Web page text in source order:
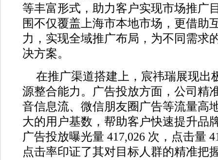
等丰富形式，助力客户实现市场推广
围不仅覆盖上海市本地市场，更借助
力，实现全域推广布局，为不同需求
决方案。
在推广渠道搭建上，宸祎瑞展现出
源整合能力。广告投放方面，公司精
音信息流、微信朋友圈广告等流量高
大的用户基数，帮助客户快速提升品
广告投放曝光量 417,026 次，点击量
点击率印证了其对目标人群的精准把